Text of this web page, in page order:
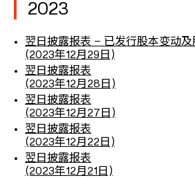
2023
翌日披露报表 – 已发行股本变动及
(2023年12月29日)
翌日披露报表
(2023年12月28日)
翌日披露报表
(2023年12月27日)
翌日披露报表
(2023年12月22日)
翌日披露报表
(2023年12月21日)